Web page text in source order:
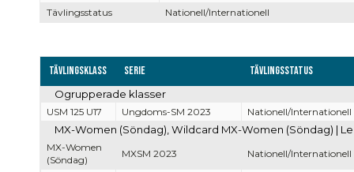
Tävlingsstatus
Nationell/Internationell
Tävlingsklass Serie Tävlingsstatus
Ogrupperade klasser
USM 125 U17 Ungdoms-SM 2023 Nationell/Internationell
MX-Women (Söndag), Wildcard MX-Women (Söndag) |
MX-Women
(Söndag)
MXSM 2023 Nationell/Internationell